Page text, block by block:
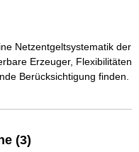
Netzentgeltsystematik der
Erzeuger, Flexibilitäten
Berücksichtigung finden.
(3)